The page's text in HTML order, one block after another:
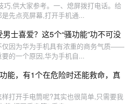
巧,供大家参考。一、熄屏拨打电话。给
先点亮屏幕,打开手机通...
士喜爱？这5个“骚功能”功不可没
仅因为华为手机具有浓重的商务气质——
的一个原因,华为手机自...
能，有1个在危险时还能救命，真
打开手电筒呢?其实也很简单,只需要我